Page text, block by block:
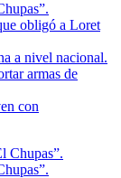
obligó a Loret
a nivel nacional.
armas de
con